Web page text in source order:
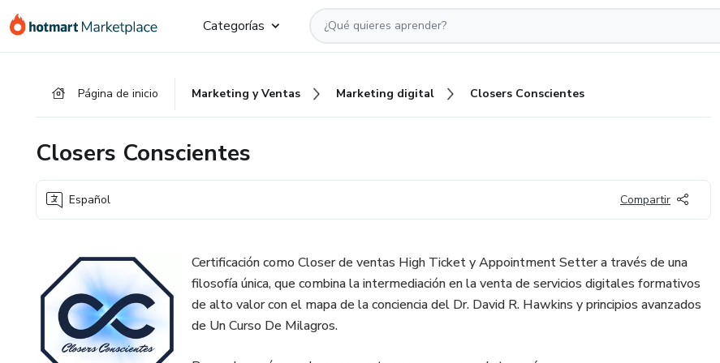
Categorías
Página de inicio Marketing y Ventas Marketing digital Closers Conscientes
Closers Conscientes
Español Compartir
Certificación como Closer de ventas High Ticket y Appointment Setter a través de una
filosofía única, que combina la intermediación en la venta de servicios digitales formativos
de alto valor con el mapa de la conciencia del Dr. David R. Hawkins y principios avanzados
de Un Curso De Milagros.